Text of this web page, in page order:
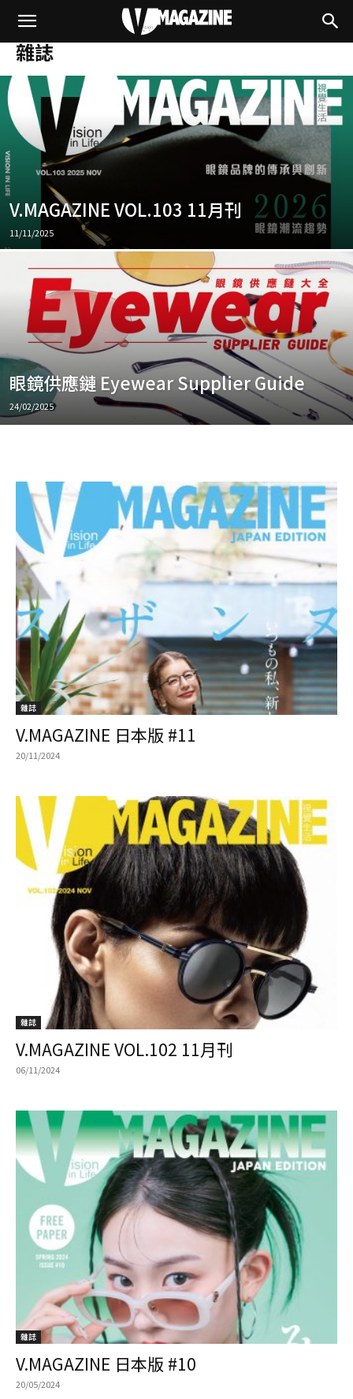
雜誌
V.MAGAZINE VOL.103 11月刊
11/11/2025
眼鏡供應鏈 Eyewear Supplier Guide
24/02/2025
雜誌
V.MAGAZINE 日本版 #11
20/11/2024
雜誌
V.MAGAZINE VOL.102 11月刊
06/11/2024
雜誌
V.MAGAZINE 日本版 #10
20/05/2024